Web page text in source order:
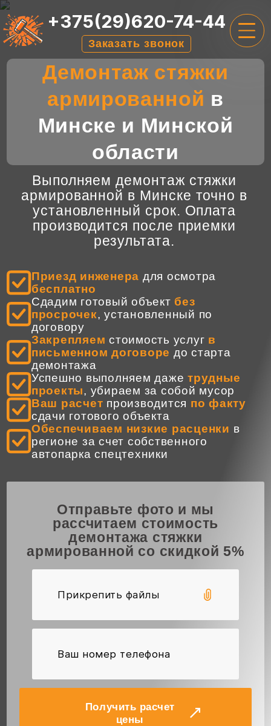
+375(29)620-74-44
Заказать звонок
ГЛАВНАЯ
УСЛУГИ
ЦЕНЫ
ОТЗЫВЫ
КОНТАКТЫ
Демонтаж стяжки
армированной в
Минске и Минской
области
Выполняем демонтаж стяжки
армированной в Минске точно в
установленный срок. Оплата
производится после приемки
результата.
Приезд инженера для осмотра
бесплатно
Сдадим готовый объект без
просрочек, установленный по
договору
Закрепляем стоимость услуг в
письменном договоре до старта
демонтажа
Успешно выполняем дажетрудные
проекты, убираем за собой мусор
Ваш расчет производится по факту
сдачи готового объекта
Обеспечиваем низкие расценки в
регионе за счет собственного
автопарка спецтехники
Отправьте фото и мы
рассчитаем стоимость
демонтажа стяжки
армированной со скидкой 5%
Прикрепить файлы
Получить расчет
цены